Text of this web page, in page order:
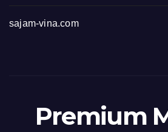
sajam-vina.com
Premium